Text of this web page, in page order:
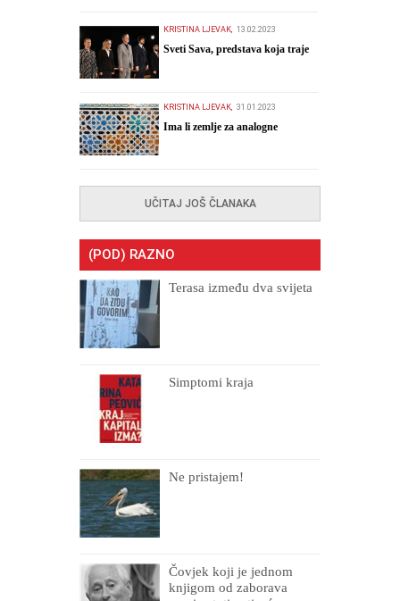
KRISTINA LJEVAK, 13.02.2023
​Sveti Sava, predstava koja traje
KRISTINA LJEVAK, 31.01.2023
Ima li zemlje za analogne
UČITAJ JOŠ ČLANAKA
(POD) RAZNO
Terasa između dva svijeta
Simptomi kraja
Ne pristajem!
Čovjek koji je jednom
knjigom od zaborava